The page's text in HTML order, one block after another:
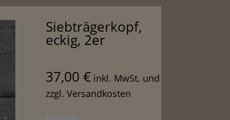
Siebträgerkopf,
eckig, 2er
37,00€ inkl. MwSt. und
zzgl. Versandkosten